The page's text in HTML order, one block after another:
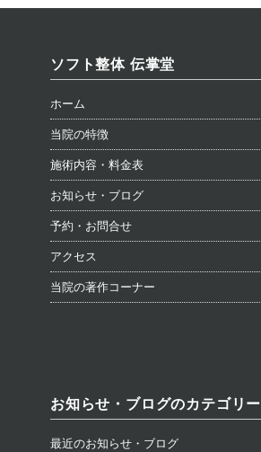
ソフト整体 伝掌堂
ホーム
当院の特徴
施術内容・料金表
お知らせ・ブログ
予約・お問合せ
アクセス
当院の著作コーナー
お知らせ・ブログのカテゴリー
最近のお知らせ・ブログ